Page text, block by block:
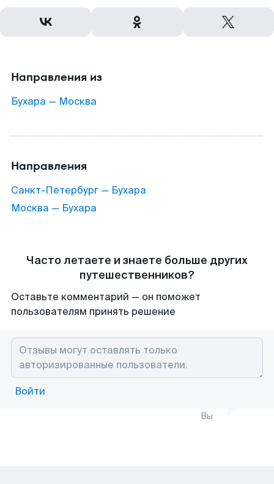
Направления из
Бухара — Москва
Направления
Санкт-Петербург — Бухара
Москва — Бухара
Часто летаете и знаете больше других
путешественников?
Оставьте комментарий — он поможет
пользователям принять решение
Войти
Вы